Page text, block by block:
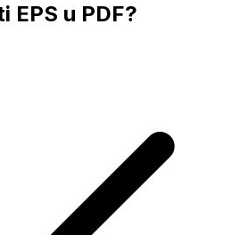
u PDF?